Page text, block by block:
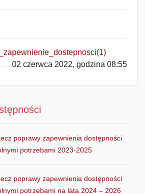
02 czerwca 2022, godzina 08:55
poprawy zapewnienia dostępności
potrzebami 2023-2025
poprawy zapewnienia dostępności
potrzebami na lata 2024 – 2026